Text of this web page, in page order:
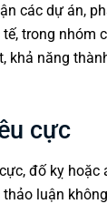
các dự án,
trong nhóm
khả năng
cực
đố kỵ hoặc
luận